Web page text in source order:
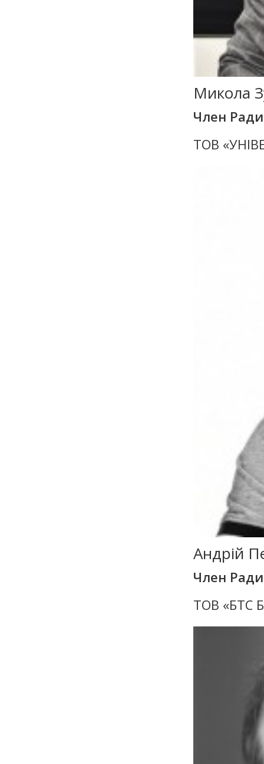
Микола
Член
ТОВ
Андрій
Член
ТОВ «БТС